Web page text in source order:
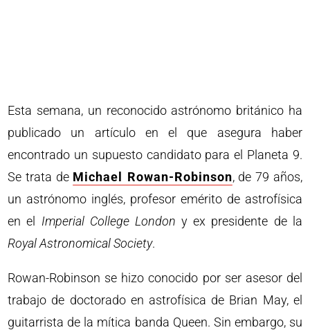
Esta semana, un reconocido astrónomo británico ha
publicado un artículo en el que asegura haber
encontrado un supuesto candidato para el Planeta 9.
Se trata de Michael Rowan-Robinson, de 79 años,
un astrónomo inglés, profesor emérito de astrofísica
en el Imperial College London y ex presidente de la
Royal Astronomical Society.
Rowan-Robinson se hizo conocido por ser asesor del
trabajo de doctorado en astrofísica de Brian May, el
guitarrista de la mítica banda Queen. Sin embargo, su